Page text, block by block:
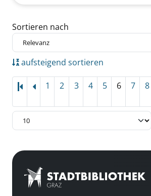
Zu den Suchfiltern springen
Sortieren nach
aufsteigend sortieren
1 2 3 4 5 6 7 8